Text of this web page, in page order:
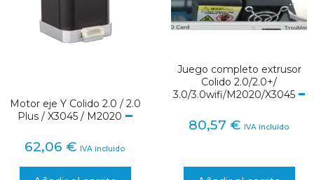
Motor eje Y Colido 2.0 / 2.0
Plus / X3045 / M2020
62,06 € IVA incluido
Juego completo extrusor
Colido 2.0/2.0+/
3.0/3.0wifi/M2020/X3045
80,57 € IVA incluido